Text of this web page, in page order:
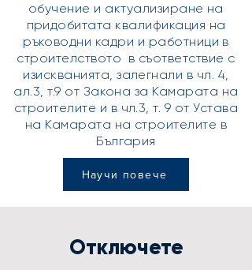
обучение и актуализиране на
придобитата квалификация на
ръководни кадри и работници в
строителството в съответствие с
изискванията, залегнали в чл. 4,
ал.3, т.9 от Закона за Камарата на
строителите и в чл.3, т. 9 от Устава
на Камарата на строителите в
България
Научи повече
Отключете